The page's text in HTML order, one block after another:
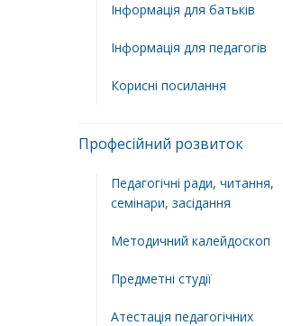
Інформація для батьків
Інформація для педагогів
Корисні посилання
Професійний розвиток
Педагогічні ради, читання,
семінари, засідання
Методичний калейдоскоп
Предметні студії
Атестація педагогічних